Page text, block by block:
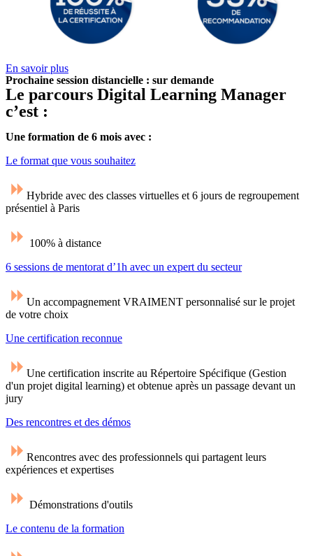
En savoir plus
Prochaine session distancielle : sur demande
Le parcours Digital Learning Manager
c’est :
Une formation de 6 mois avec :
Le format que vous souhaitez
Hybride avec des classes virtuelles et 6 jours de regroupement
présentiel à Paris
100% à distance
6 sessions de mentorat d’1h avec un expert du secteur
Un accompagnement VRAIMENT personnalisé sur le projet
de votre choix
Une certification reconnue
Une certification inscrite au Répertoire Spécifique (Gestion
d'un projet digital learning) et obtenue après un passage devant un
jury
Des rencontres et des démos
Rencontres avec des professionnels qui partagent leurs
expériences et expertises
Démonstrations d'outils
Le contenu de la formation